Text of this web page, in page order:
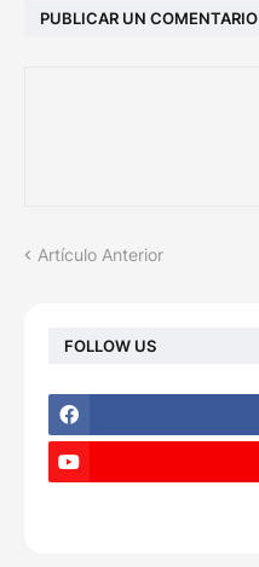
PUBLICAR UN COMENTARIO
Artículo Anterior
FOLLOW US